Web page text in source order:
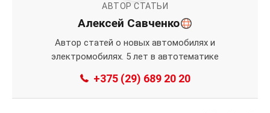
АВТОР СТАТЬИ
Алексей Савченко
Автор статей о новых автомобилях и
электромобилях. 5 лет в автотематике
+375 (29) 689 20 20